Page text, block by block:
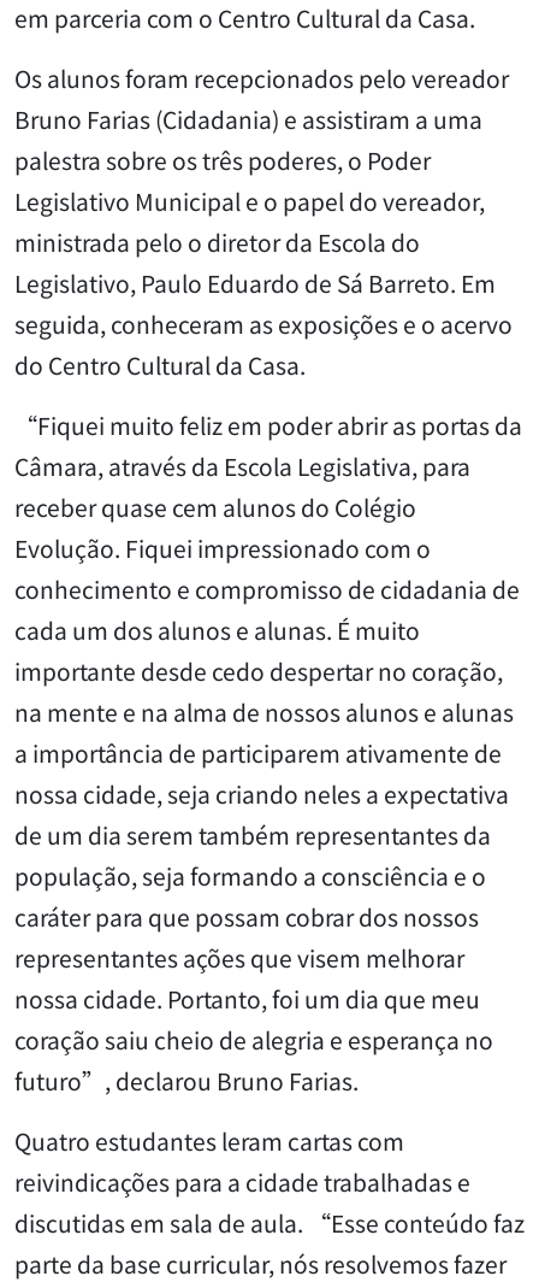
em parceria com o Centro Cultural da Casa.
Os alunos foram recepcionados pelo vereador
Bruno Farias (Cidadania) e assistiram a uma
palestra sobre os três poderes, o Poder
Legislativo Municipal e o papel do vereador,
ministrada pelo o diretor da Escola do
Legislativo, Paulo Eduardo de Sá Barreto. Em
seguida, conheceram as exposições e o acervo
do Centro Cultural da Casa.
“Fiquei muito feliz em poder abrir as portas da
Câmara, através da Escola Legislativa, para
receber quase cem alunos do Colégio
Evolução. Fiquei impressionado com o
conhecimento e compromisso de cidadania de
cada um dos alunos e alunas. É muito
importante desde cedo despertar no coração,
na mente e na alma de nossos alunos e alunas
a importância de participarem ativamente de
nossa cidade, seja criando neles a expectativa
de um dia serem também representantes da
população, seja formando a consciência e o
caráter para que possam cobrar dos nossos
representantes ações que visem melhorar
nossa cidade. Portanto, foi um dia que meu
coração saiu cheio de alegria e esperança no
futuro”, declarou Bruno Farias.
Quatro estudantes leram cartas com
reivindicações para a cidade trabalhadas e
discutidas em sala de aula. “Esse conteúdo faz
parte da base curricular, nós resolvemos fazer